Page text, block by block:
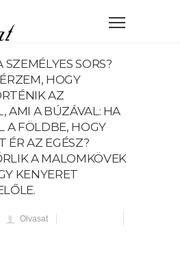
SORS?
HOGY
AZ
AMI A BÚZÁVAL: HA
A FÖLDBE, HOGY
ÉR AZ EGÉSZ?
A MALOMKÖVEK
KENYERET
Olvasat